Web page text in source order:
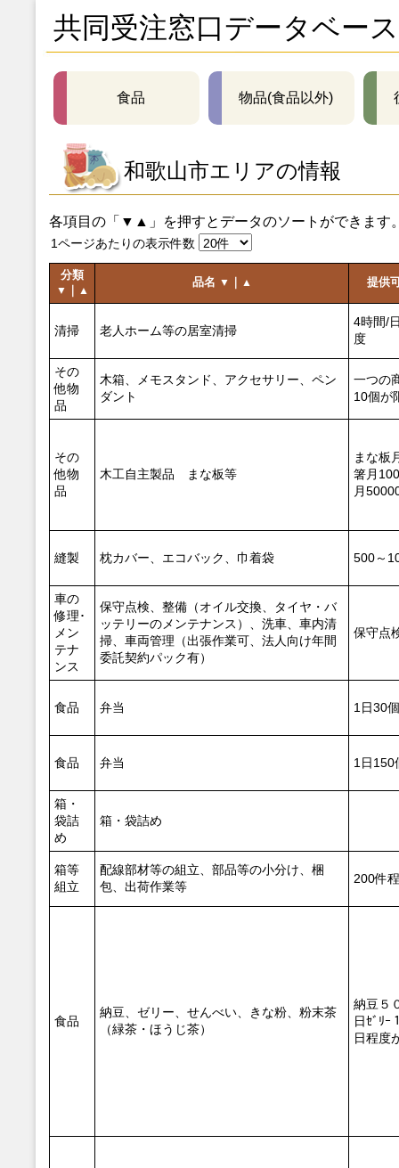
共同受注窓口データベース
食品 物品(食品以外)
和歌山市エリアの情報
各項目の「▼▲」を押すとデータのソートができます
1ページあたりの表示件数
分類
▼ ▲
品名 ▼ ▲ 提供
清掃 老人ホーム等の居室清掃
4時間/
度
その
他物
品
木箱、メモスタンド、アクセサリー、ペン
ダント
一つの
10個が
その
他物
品
木工自主製品 まな板等
まな板
箸月
月
縫製 枕カバー、エコバック、巾着袋 500～
車の
修理･
メン
テナ
ンス
保守点検、整備（オイル交換、タイヤ・バ
ッテリーのメンテナンス）、洗車、車内清
掃、車両管理（出張作業可、法人向け年間
委託契約パック有）
保守点
食品 弁当 1日30個
食品 弁当 1日150
箱・
袋詰
め
箱・袋詰め
箱等
組立
配線部材等の組立、部品等の小分け、梱
包、出荷作業等
200件
食品
納豆、ゼリー、せんべい、きな粉、粉末茶
（緑茶・ほうじ茶）
納豆５
日ｾﾞﾘｰ
日程度